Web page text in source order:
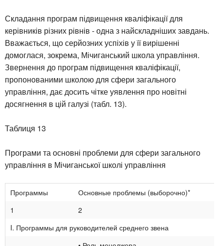
Складання програм підвищення кваліфікації для
керівників різних рівнів - одна з найскладніших завдань.
Вважається, що серйозних успіхів у її вирішенні
домоглася, зокрема, Мічиганський школа управління.
Звернення до програм підвищення кваліфікації,
пропонованими школою для сфери загального
управління, дає досить чітке уявлення про новітні
досягнення в цій галузі (табл. 13).
Таблиця 13
Програми та основні проблеми для сфери загального
управління в Мічиганської школі управління
Программы
Основные проблемы (выборочно)*
1
2
I. Программы для руководителей среднего звена